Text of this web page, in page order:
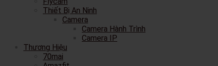
Thiết Bị An Ninh
Camera
Camera Hành Trình
Camera IP
Thương Hiệu
70mai